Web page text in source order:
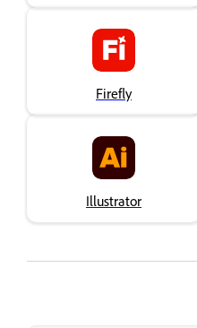
Firefly
Illustrator